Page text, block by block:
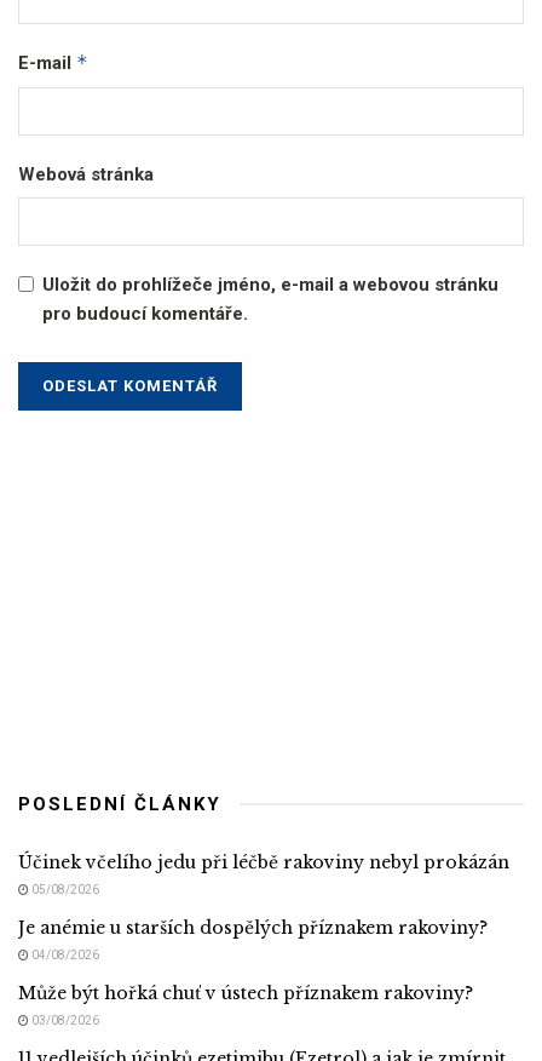
E-mail *
Webová stránka
Uložit do prohlížeče jméno, e-mail a webovou stránku
pro budoucí komentáře.
POSLEDNÍ ČLÁNKY
Účinek včelího jedu při léčbě rakoviny nebyl prokázán
05/08/2026
Je anémie u starších dospělých příznakem rakoviny?
04/08/2026
Může být hořká chuť v ústech příznakem rakoviny?
03/08/2026